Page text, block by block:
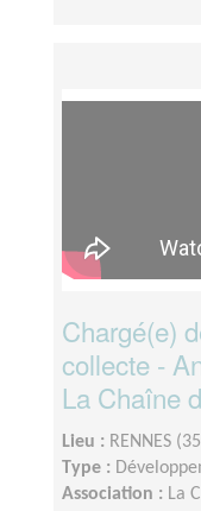
Chargé(e)
collecte -
La Chaîne
Lieu : RENNES
Type :
Association : La